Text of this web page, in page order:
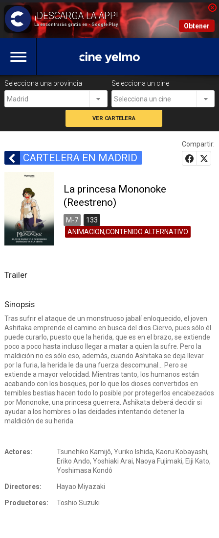
La encontrarás gratis en - Google Play Obtener
Selecciona una provincia
Madrid
Selecciona un cine
Selecciona un cine
CARTELERA EN MADRID
Compartir:
La princesa Mononoke
(Reestreno)
M-7
133
ANIMACION,CONTENIDO ALTERNATIVO
Trailer
Sinopsis
Tras sufrir el ataque de un monstruoso jabalí enloquecido, el joven
Ashitaka emprende el camino en busca del dios Ciervo, pues sólo él
puede curarlo, puesto que la herida, que es en el brazo, se extiende
poco a poco hasta incluso llegar a matar a quien la sufre. Pero la
maldición no es sólo eso, además, cuando Ashitaka se deja llevar
por la furia, la herida le da una fuerza descomunal... Pero se
extiende a mayor velocidad. Mientras tanto, los humanos están
acabando con los bosques, por lo que los dioses convertidos en
temibles bestias hacen todo lo posible por protegerlos encabezados
por Mononoke, una princesa guerrera. Ashikata deberá decidir si
ayudar a los hombres o las deidades intentando detener la
maldición de su herida.
Actores:
Tsunehiko Kamijô, Yuriko Ishida, Kaoru Kobayashi,
Eriko Ando, Yoshiaki Arai, Naoya Fujimaki, Eiji Kato,
Yoshimasa Kondô
Directores: Hayao Miyazaki
Productores: Toshio Suzuki